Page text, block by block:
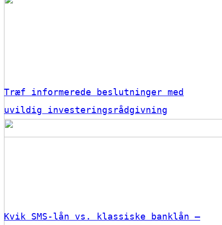
Træf informerede beslutninger med
uvildig investeringsrådgivning
Kvik SMS-lån vs. klassiske banklån –